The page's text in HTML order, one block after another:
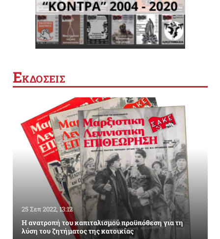
ΕΚΔΟΣΕΙΣ
25 Σεπ 2022, 13:12
Η ανατροπή του καπιταλισμού προϋπόθεση για τη
λύση του ζητήματος της κατοικίας